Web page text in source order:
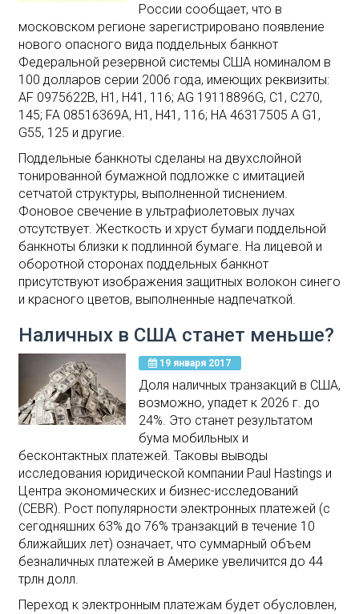
России сообщает, что в
московском регионе зарегистрировано появление
нового опасного вида поддельных банкнот
Федеральной резервной системы США номиналом в
100 долларов серии 2006 года, имеющих реквизиты:
AF 0975622B, H1, H41, 116; AG 19118896G, С1, С270,
145; FA 08516369A, H1, H41, 116; HA 46317505 A G1,
G55, 125 и другие.
Поддельные банкноты сделаны на двухслойной
тонированной бумажной подложке с имитацией
сетчатой структуры, выполненной тиснением.
Фоновое свечение в ультрафиолетовых лучах
отсутствует. Жесткость и хруст бумаги поддельной
банкноты близки к подлинной бумаге. На лицевой и
оборотной сторонах поддельных банкнот
присутствуют изображения защитных волокон синего
и красного цветов, выполненные надпечаткой.
Наличных в США станет меньше?
19 января 2017
Доля наличных транзакций в США,
возможно, упадет к 2026 г. до
24%. Это станет результатом
бума мобильных и
бесконтактных платежей. Таковы выводы
исследования юридической компании Paul Hastings и
Центра экономических и бизнес-исследований
(CEBR). Рост популярности электронных платежей (с
сегодняшних 63% до 76% транзакций в течение 10
ближайших лет) означает, что суммарный объем
безналичных платежей в Америке увеличится до 44
трлн долл.
Переход к электронным платежам будет обусловлен,